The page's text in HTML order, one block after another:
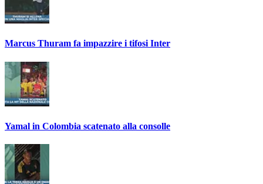
Marcus Thuram fa impazzire i tifosi Inter
Yamal in Colombia scatenato alla consolle